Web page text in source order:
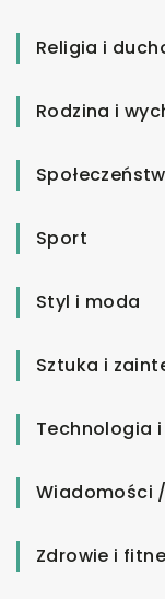
Religia i
Rodzina i
Sport
Styl i moda
Sztuka i
Technologia
Wiadomości
Zdrowie i